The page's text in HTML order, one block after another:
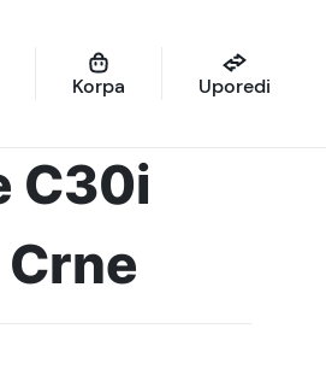
Korpa Uporedi
C30i